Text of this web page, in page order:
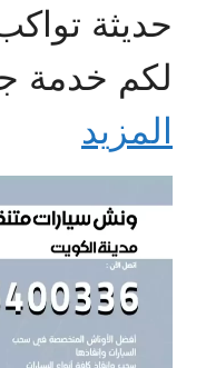
حديثة
لكم خدمة
المزيد